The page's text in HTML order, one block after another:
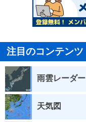
注目のコンテンツ
雨雲レーダー
天気図